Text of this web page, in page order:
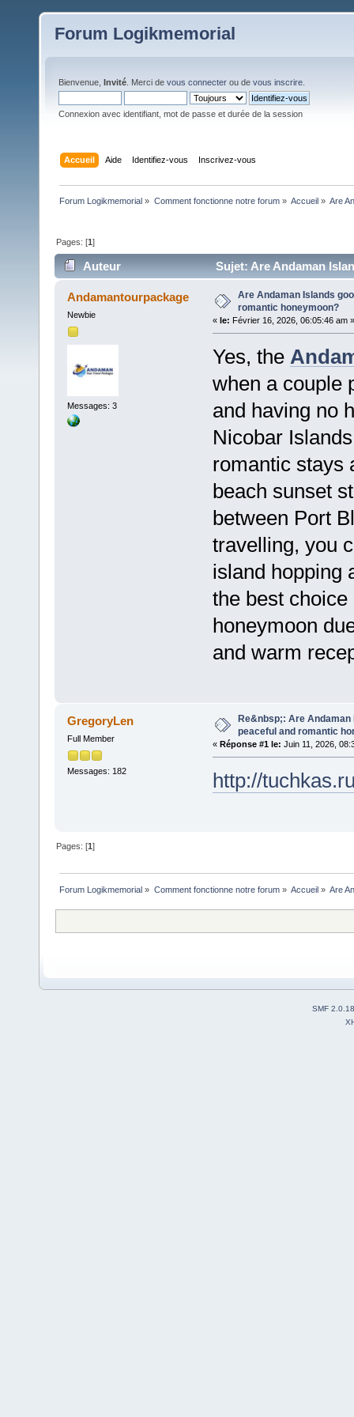
Forum Logikmemorial
Bienvenue, Invité . Merci de vous connecter ou de vous inscrire
Connexion avec identifiant, mot de passe et durée de la session
Accueil Aide Identifiez-vous Inscrivez-vous
Forum Logikmemorial » Comment fonctionne notre forum» Accueil» Are
Pages: [1]
Auteur Sujet: Are Andaman
Andamantourpackage
Newbie
Messages: 3
Are Andaman Islands
romantic honeymoon?
« le: Février 16, 2026, 06:05:46 am »
Yes, the
when a couple
and having no
Nicobar
romantic stays
beach sunset
between Port
travelling, you
island hopping
the best
honeymoon
and warm
GregoryLen
Full Member
Messages: 182
Re&nbsp;: Are Andaman
peaceful and romantic
« Réponse #1 le: Juin 11, 2026,
http://
Pages: [1]
Forum Logikmemorial » Comment fonctionne notre forum» Accueil» Are
SMF 2.0.18